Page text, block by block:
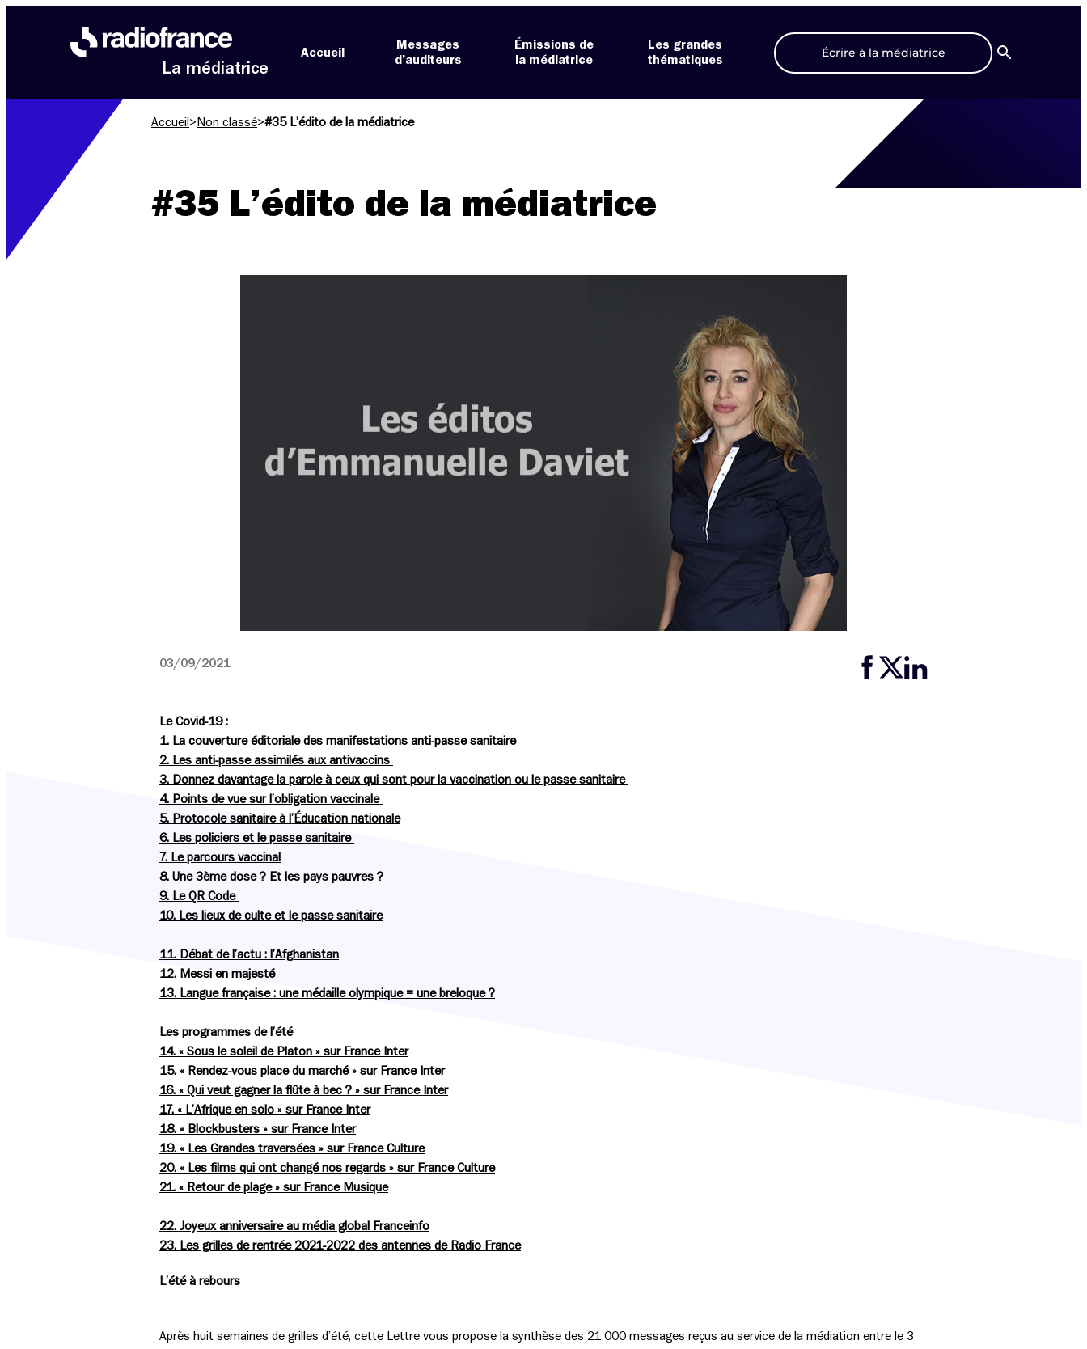
La médiatrice
Accueil
Messages
d’auditeurs
Émissions de
la médiatrice
Les grandes
thématiques
Écrire à la médiatrice
Recherche
Accueil > Non classé>#35 L’édito de la médiatrice
#35 L’édito de la médiatrice
03/09/2021
Le Covid-19 :
1. La couverture éditoriale des manifestations anti-passe sanitaire
2. Les anti-passe assimilés aux antivaccins
3. Donnez davantage la parole à ceux qui sont pour la vaccination ou le passe sanitaire
4. Points de vue sur l’obligation vaccinale
5. Protocole sanitaire à l’Éducation nationale
6. Les policiers et le passe sanitaire
7. Le parcours vaccinal
8. Une 3ème dose ? Et les pays pauvres ?
9. Le QR Code
10. Les lieux de culte et le passe sanitaire
11. Débat de l’actu : l’Afghanistan
12. Messi en majesté
13. Langue française : une médaille olympique = une breloque ?
Les programmes de l’été
14. « Sous le soleil de Platon » sur France Inter
15. « Rendez-vous place du marché » sur France Inter
16. « Qui veut gagner la flûte à bec ? » sur France Inter
17. « L’Afrique en solo » sur France Inter
18. « Blockbusters » sur France Inter
19. « Les Grandes traversées » sur France Culture
20. « Les films qui ont changé nos regards » sur France Culture
21. « Retour de plage » sur France Musique
22. Joyeux anniversaire au média global Franceinfo
23. Les grilles de rentrée 2021-2022 des antennes de Radio France
L’été à rebours
Après huit semaines de grilles d’été, cette Lettre vous propose la synthèse des 21 000 messages reçus au service de la médiation entre le 3